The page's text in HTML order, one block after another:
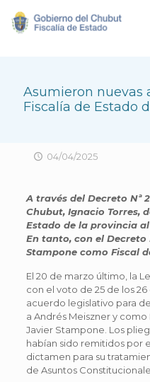
Asumieron nuevas
Fiscalía de Estado
04/04/2025
A través del Decreto Nª
Chubut, Ignacio Torres,
Estado de la provincia
En tanto, con el Decreto
Stampone como Fiscal
El 20 de marzo último, la
con el voto de 25 de los
acuerdo legislativo para
a Andrés Meiszner y
Javier Stampone. Los
habían sido remitidos por
dictamen para su
de Asuntos